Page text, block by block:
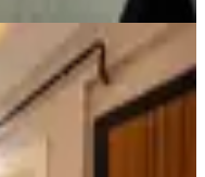
170m² Ultra Lüks
·